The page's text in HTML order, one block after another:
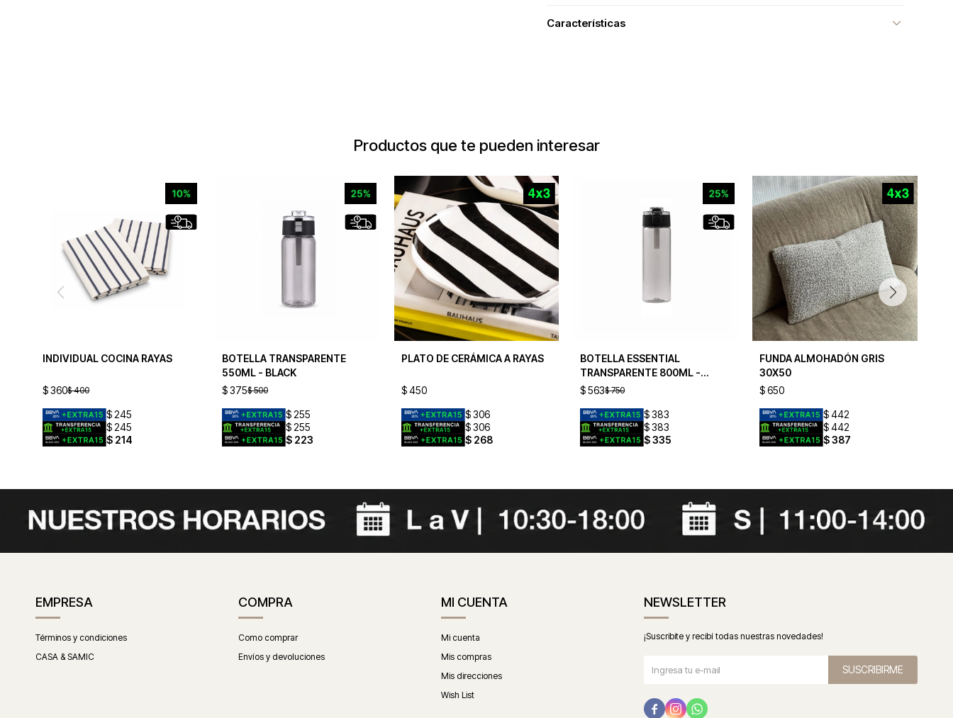
Características
Productos que te pueden interesar
INDIVIDUAL COCINA RAYAS
$360$ 400
$ 245
$ 245
$ 214
BOTELLA TRANSPARENTE
550ML - BLACK
$375$ 500
$ 255
$ 255
$ 223
PLATO DE CERÁMICA A RAYAS
$ 450
$ 306
$ 306
$ 268
BOTELLA ESSENTIAL
TRANSPARENTE 800ML -
BLACK
$563$ 750
$383
$383
$335
FUNDA ALMOHADÓN GRIS
30X50
$650
$442
$442
$387
EMPRESA
Términos y condiciones
CASA & SAMIC
COMPRA
Como comprar
Envíos y devoluciones
MI CUENTA
Mi cuenta
Mis compras
Mis direcciones
Wish List
NEWSLETTER
¡Suscribite y recibí todas nuestras novedades!
SUSCRIBIRME
  